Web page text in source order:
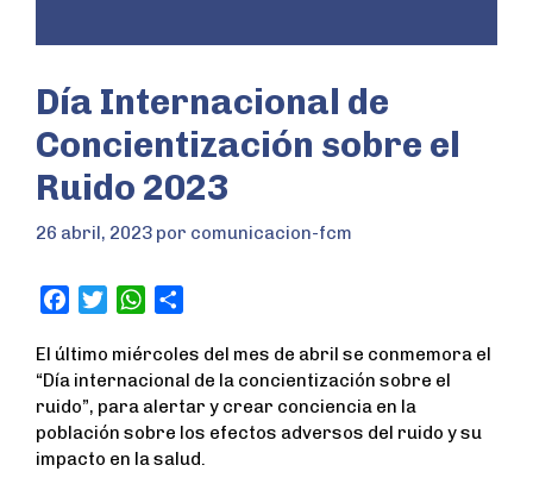
Día Internacional de
Concientización sobre el
Ruido 2023
26 abril, 2023 por comunicacion-fcm
c
e
b
o
o
t
t
e
r
W
a
t
s
A
p
a
r
e
El último miércoles del mes de abril se conmemora el
“Día internacional de la concientización sobre el
ruido”, para alertar y crear conciencia en la
población sobre los efectos adversos del ruido y su
impacto en la salud.